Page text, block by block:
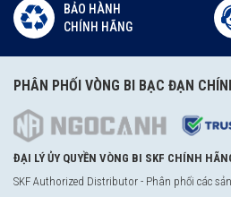
BẢO HÀNH
CHÍNH HÃNG
PHÂN PHỐI VÒNG BI BẠC ĐẠN
ĐẠI LÝ ỦY QUYỀN VÒNG BI SKF CHÍNH
SKF Authorized Distributor - Phân phối các